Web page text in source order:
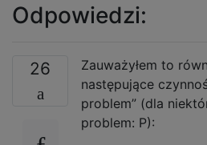
Odpowiedzi:
26
Zauważyłem to
następujące
problem” (dla
problem: P):